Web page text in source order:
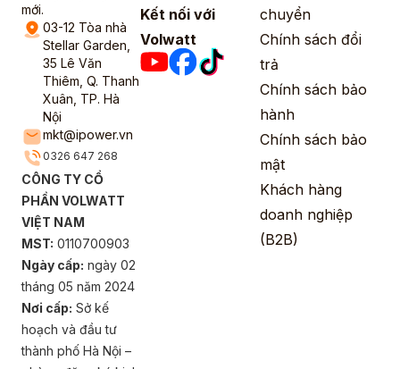
mới.
03-12 Tòa nhà
Stellar Garden,
35 Lê Văn
Thiêm, Q. Thanh
Xuân, TP. Hà
Nội
mkt@ipower.vn
0326 647 268
CÔNG TY CỔ
PHẦN VOLWATT
VIỆT NAM
MST: 0110700903
Ngày cấp: ngày 02
tháng 05 năm 2024
Nơi cấp: Sở kế
hoạch và đầu tư
thành phố Hà Nội –
Kết nối với
Volwatt
chuyển
Chính sách đổi
trả
Chính sách bảo
hành
Chính sách bảo
mật
Khách hàng
doanh nghiệp
(B2B)